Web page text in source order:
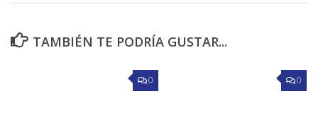
TAMBIÉN TE PODRÍA GUSTAR...
0 0